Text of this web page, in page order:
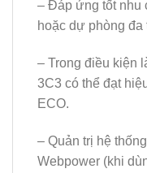
– Đáp ứng tốt nhu
hoặc dự phòng đa
– Trong điều kiện
3C3 có thể đạt
ECO.
– Quản trị hệ
Webpower (khi